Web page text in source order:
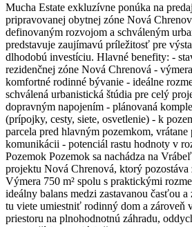
Mucha Estate exkluzívne ponúka na
pripravovanej obytnej zóne Nová
definovaným rozvojom a schváleným
predstavuje zaujímavú príležitosť pre
dlhodobú investíciu. Hlavné benefity: -
rezidenčnej zóne Nová Chrenová -
komfortné rodinné bývanie - ideálne
schválená urbanistická štúdia pre celý
dopravným napojením - plánovaná
(prípojky, cesty, siete, osvetlenie) - k
parcela pred hlavným pozemkom,
komunikácii - potenciál rastu hodnoty v
Pozemok Pozemok sa nachádza na
projektu Nová Chrenová, ktorý pozostáva
Výmera 750 m² spolu s praktickými
ideálny balans medzi zastavanou časťou
tu viete umiestniť rodinný dom a zároveň
priestoru na plnohodnotnú záhradu,